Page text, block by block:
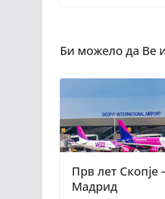
Прв лет Скопје
Мадрид